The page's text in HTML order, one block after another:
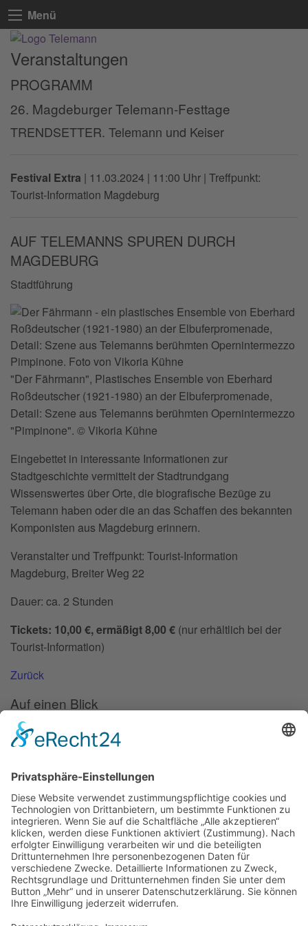
Menü
Veranstaltungen
PROGRAMM
26. Magdeburger Telemann-Festtage
TRENDSETTER. Telemann und Keiser
Festival Extra | 11.03.2024 | 11:00 Uhr | Treffpunkt:
Tourist-Information Magdeburg
AUF TELEMANNS SPUREN DURCH
MAGDEBURG
Stadtführung
"Der Fährmann", Plastisches Ensemble von Eberhard
Roßdeutscher (1921-1980) an der Elbuferpromenade,
Detail: Szene aus Telemanns berühmten Opernintermezzo
"Pimpinone". © Vikoria Kühne
Eingebettet in interessante Informationen zur
Stadtgeschichte vermittelt der Stadtrundgang
Wissenswertes über Orte, die biografische Bezüge zu
Telemann haben oder die an das Schaffen des bekannten
Komponisten aus Magdeburg erinnern.
Veranstalter und Treffpunkt: Tourist-Information
Magdeburg, Breiter Weg 22
Dauer: ca. 2 Stunden
Tickets: 10,00 €, ermäßigt 8,00 € (nur erhältlich bei der
Tourist-Information)
Zurück
Auf einen Blick
Forschung
Musikalien-Leihmaterial
Publikationen
Links
Aktuelles
06.02.25
Neuer Telemann-Konferenzbericht erschienen
11.12.24
Prof. Dr. Wolfgang Hirschmann erhält den Georg-Philipp-